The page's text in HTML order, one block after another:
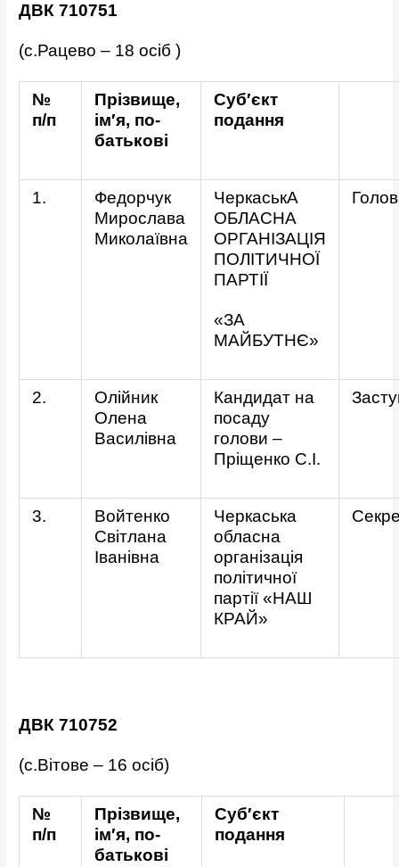
ДВК 710751
(с.Рацево – 18 осіб )
№
п/п
Прізвище,
ім′я, по-
батькові
Суб′єкт
подання
1.
Федорчук
Мирослава
Миколаївна
ЧеркаськА
ОБЛАСНА
ОРГАНІЗАЦІЯ
ПОЛІТИЧНОЇ
ПАРТІЇ
«ЗА
МАЙБУТНЄ»
2.
Олійник
Олена
Василівна
Кандидат на
посаду
голови –
Пріщенко С.І.
3.
Войтенко
Світлана
Іванівна
Черкаська
обласна
організація
політичної
партії «НАШ
КРАЙ»
ДВК 710752
(с.Вітове – 16 осіб)
№
п/п
Прізвище,
ім′я, по-
батькові
Суб′єкт
подання